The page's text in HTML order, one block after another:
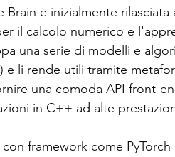
e inizialmente
il calcolo numerico e
una serie di modelli e
) e li rende utili tramite
una comoda API front-
in C++ ad alte
framework come